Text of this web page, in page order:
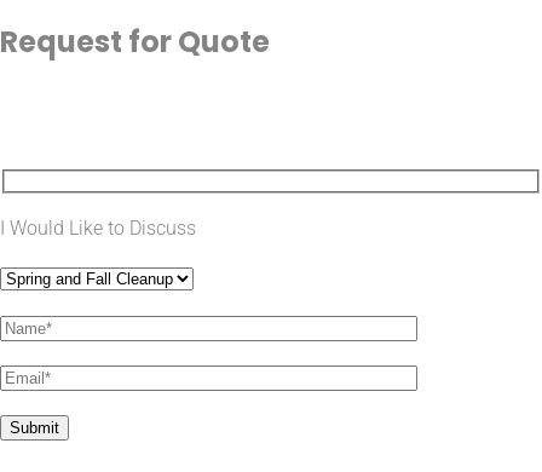
Request forQuote
I Would Like to Discuss